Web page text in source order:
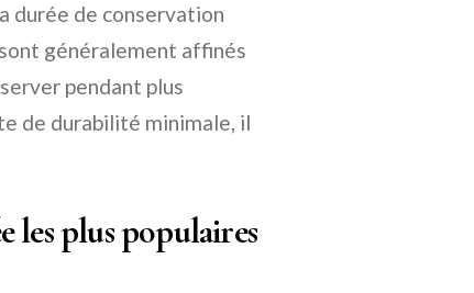
durée de conservation
généralement affinés
pendant plus
de durabilité minimale, il
les plus populaires